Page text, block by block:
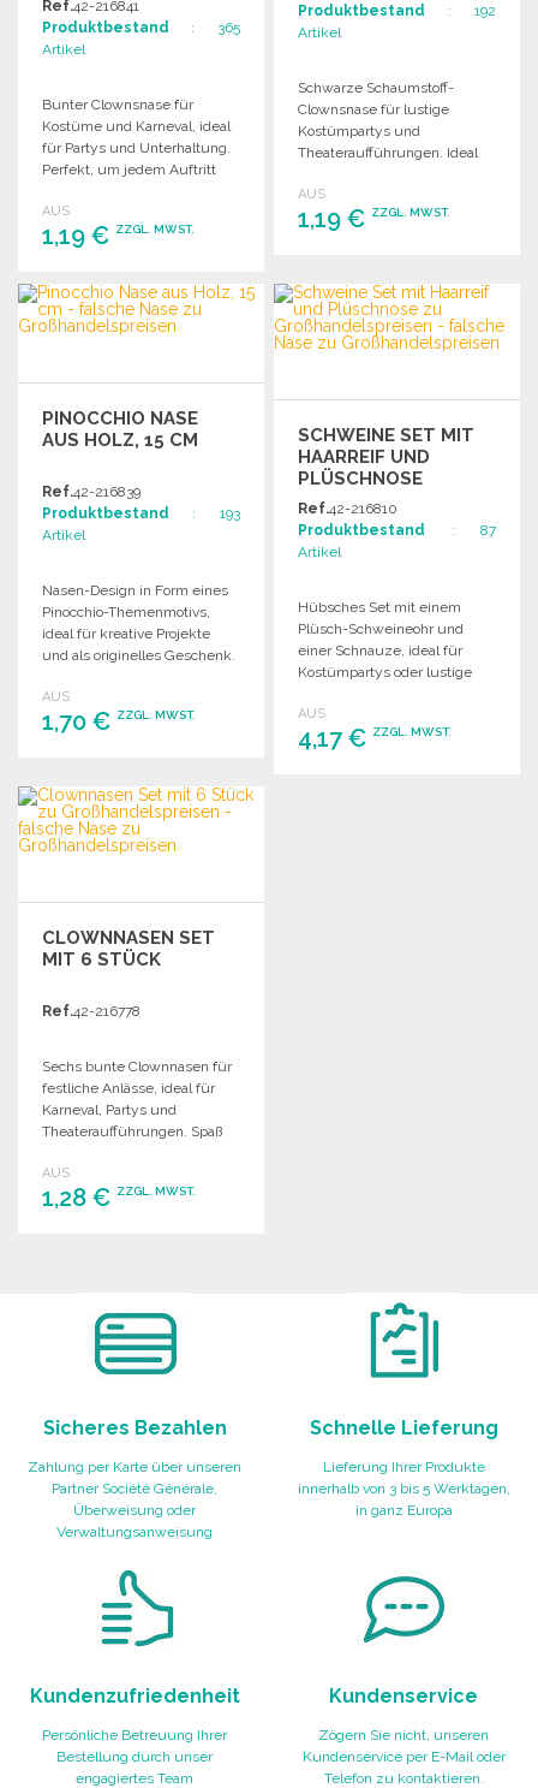
Ref.42-216841
Produktbestand : 365
Artikel
Bunter Clownsnase für
Kostüme und Karneval, ideal
für Partys und Unterhaltung.
Perfekt, um jedem Auftritt
verleihen.
AUS
1,19 € ZZGL. MWST.
BESTELLEN
Angebot anfordern
Produktbestand : 192
Artikel
Schwarze Schaumstoff-
Clownsnase für lustige
Kostümpartys und
Theateraufführungen. Ideal
Verkleidungen.
AUS
1,19 € ZZGL. MWST.
Angebot anfordern
PINOCCHIO NASE
AUS HOLZ, 15 CM
Ref.42-216839
Produktbestand : 193
Artikel
Nasen-Design in Form eines
Pinocchio-Themenmotivs,
ideal für kreative Projekte
und als originelles Geschenk.
und ansprechende Optik.
AUS
1,70 € ZZGL. MWST.
Angebot anfordern
SCHWEINE SET MIT
HAARREIF UND
PLÜSCHNOSE
Ref.42-216810
Produktbestand : 87
Artikel
Hübsches Set mit einem
Plüsch-Schweineohr und
einer Schnauze, ideal für
Kostümpartys oder lustige
AUS
4,17 € ZZGL. MWST.
CLOWNNASEN SET
MIT 6 STÜCK
Ref.42-216778
Sechs bunte Clownnasen für
festliche Anlässe, ideal für
Karneval, Partys und
Theateraufführungen. Spaß
Klein!
AUS
1,28 € ZZGL. MWST.
Sicheres Bezahlen
Zahlung per Karte über unseren
Partner Société Générale,
Überweisung oder
Verwaltungsanweisung
Schnelle Lieferung
Lieferung Ihrer Produkte
innerhalb von 3 bis 5 Werktagen,
in ganz Europa
Kundenzufriedenheit
Persönliche Betreuung Ihrer
Bestellung durch unser
engagiertes Team
Kundenservice
Zögern Sie nicht, unseren
Kundenservice per E-Mail oder
Telefon zu kontaktieren.